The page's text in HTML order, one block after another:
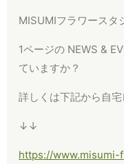
MISUMIフラワース
1ページの NEWS &
ていますか？
詳しくは下記から自
↓↓
https://